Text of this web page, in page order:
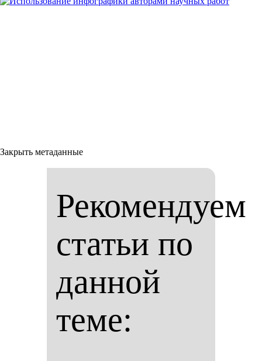
Закрыть метаданные
Рекомендуем
статьи по
данной
теме: